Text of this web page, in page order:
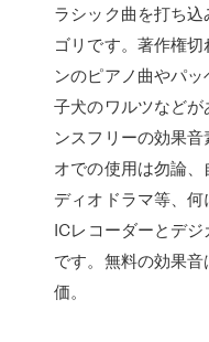
ラシック曲を打ち
ゴリです。著作権
ンのピアノ曲やパ
子犬のワルツなど
ンスフリーの効果
オでの使用は勿論
ディオドラマ等、
ICレコーダーとデ
です。無料の効果
価。